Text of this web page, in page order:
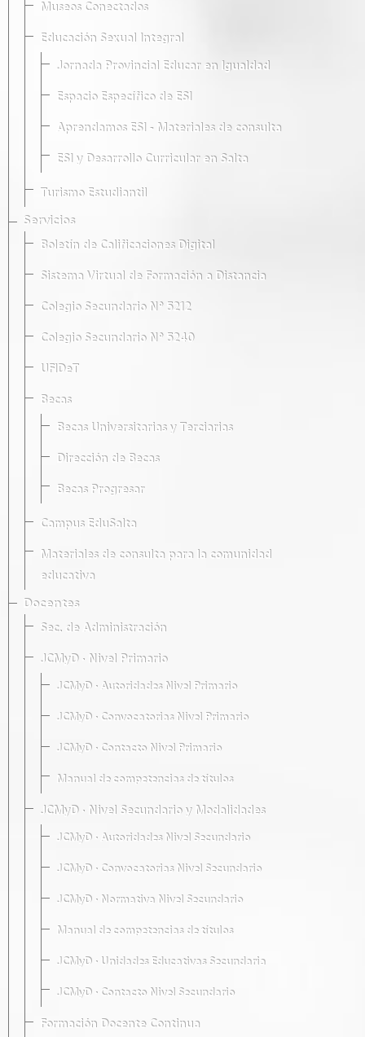
Museos Conectados
Educación Sexual Integral
Jornada Provincial Educar en Igualdad
Espacio Específico de ESI
Aprendamos ESI - Materiales de consulta
ESI y Desarrollo Curricular en Salta
Turismo Estudiantil
Servicios
Boletín de Calificaciones Digital
Sistema Virtual de Formación a Distancia
Colegio Secundario Nº 5212
Colegio Secundario Nº 5240
UFIDeT
Becas
Becas Universitarias y Terciarias
Dirección de Becas
Becas Progresar
Campus EduSalta
Materiales de consulta para la comunidad
educativa
Docentes
Sec. de Administración
JCMyD · Nivel Primario
JCMyD · Autoridades Nivel Primario
JCMyD · Convocatorias Nivel Primario
JCMyD · Contacto Nivel Primario
Manual de competencias de títulos
JCMyD · Nivel Secundario y Modalidades
JCMyD · Autoridades Nivel Secundario
JCMyD · Convocatorias Nivel Secundario
JCMyD · Normativa Nivel Secundario
Manual de competencias de títulos
JCMyD · Unidades Educativas Secundaria
JCMyD · Contacto Nivel Secundario
Formación Docente Continua